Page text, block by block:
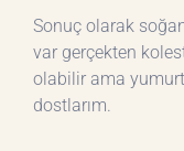
Sonuç olarak
var gerçekten
olabilir ama
dostlarım.